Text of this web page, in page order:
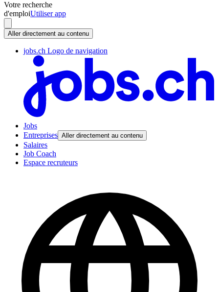
Votre recherche
d'emploiUtiliser app
Aller directement au contenu
jobs.ch Logo de navigation
Jobs
Entreprises Aller directement au contenu
Salaires
Job Coach
Espace recruteurs